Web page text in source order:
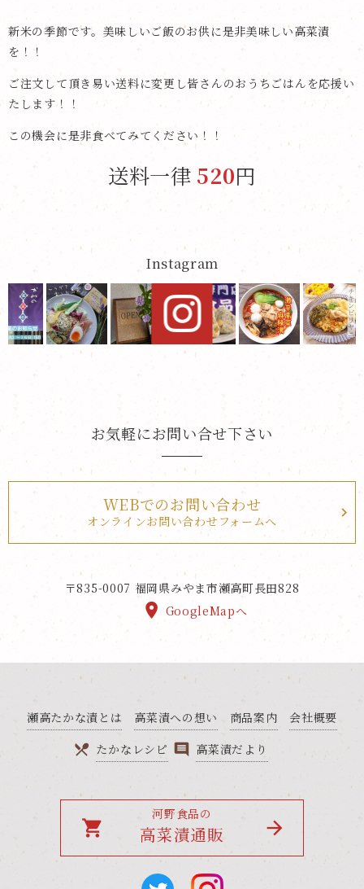
新米の季節です。美味しいご飯のお供に是非美味しい高菜漬
を！！
ご注文して頂き易い送料に変更し皆さんのおうちごはんを応援い
たします！！
この機会に是非食べてみてください！！
送料一律520円
Instagram
お気軽にお問い合せ下さい
WEBでのお問い合わせ
オンラインお問い合わせフォームへ
〒835-0007 福岡県みやま市瀬高町長田828
GoogleMapへ
瀬高たかな漬とは 高菜漬への想い 商品案内
会社概要
たかなレシピ
高菜漬だより
河野食品の
高菜漬通販
local_grocery_store